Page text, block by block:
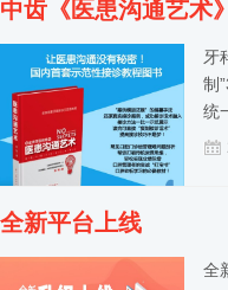
中齿《医患沟通艺术
牙
制
统
全新平台上线
全